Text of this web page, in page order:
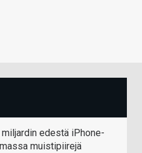
edestä iPhone-
muistipiirejä